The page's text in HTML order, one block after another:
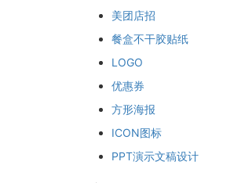
美团店招
餐盒不干胶贴纸
LOGO
优惠券
方形海报
ICON图标
PPT演示文稿设计